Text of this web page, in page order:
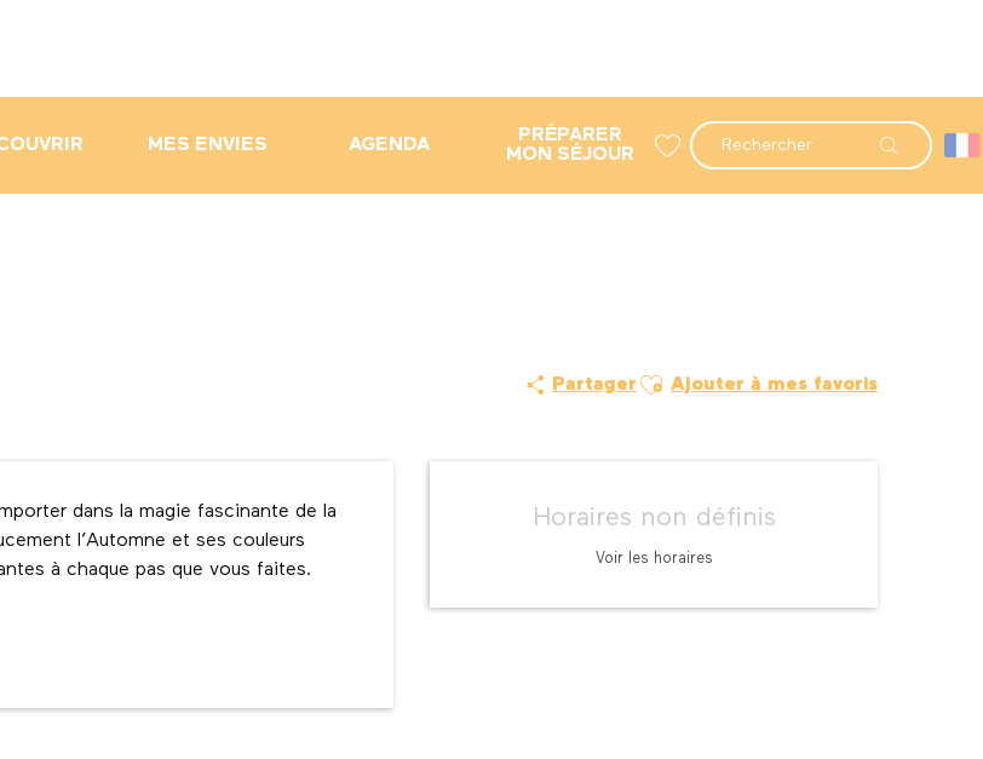
Recherche
MES ENVIES AGENDA
PRÉPARER
MON SÉJOUR
Partager Ajouter aux favoris
Ajouter à mes favoris
Ouverture et
Horaires non définis
Voir les horaires
dans la magie fascinante de la
l’Automne et ses couleurs
à chaque pas que vous faites.